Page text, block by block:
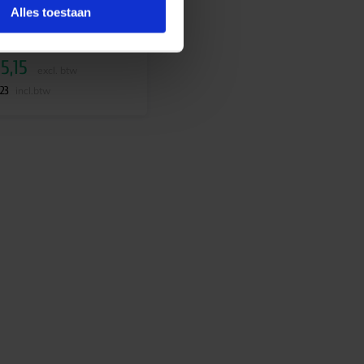
Alles toestaan
Levertijd 4-6 werkdagen
5,15